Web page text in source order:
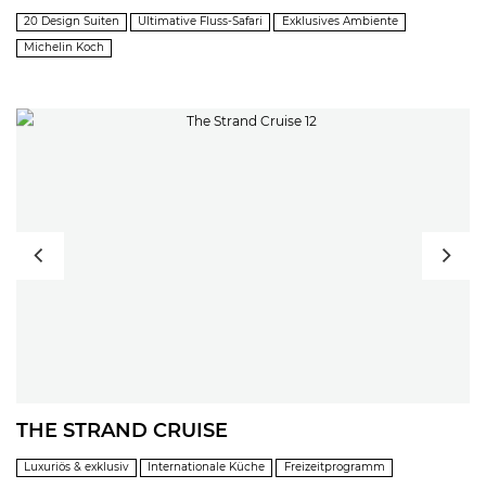
20 Design Suiten Ultimative Fluss-Safari
Exklusives Ambiente
Michelin Koch
THE STRAND CRUISE
Luxuriös & exklusiv Internationale Küche Freizeitprogramm